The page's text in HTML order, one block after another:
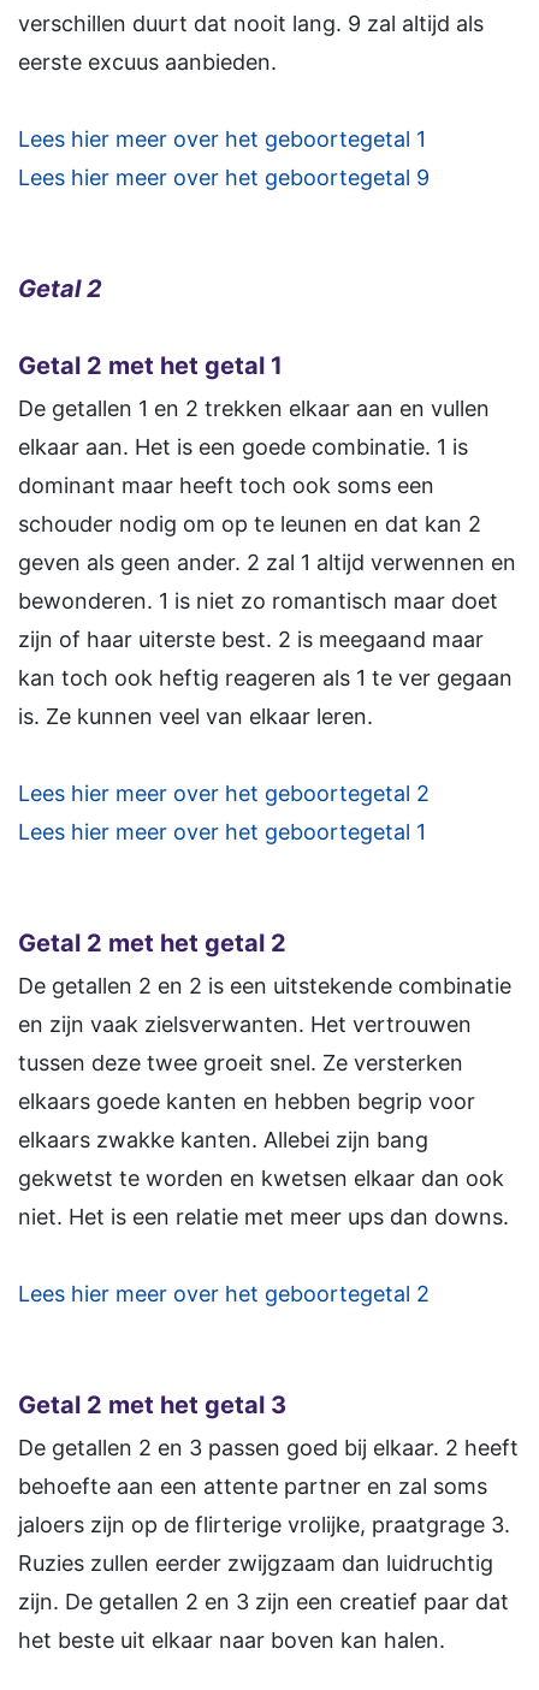
verschillen duurt dat nooit lang. 9 zal altijd als
eerste excuus aanbieden.
Lees hier meer over het geboortegetal 1
Lees hier meer over het geboortegetal 9
Getal 2
Getal 2 met het getal 1
De getallen 1 en 2 trekken elkaar aan en vullen
elkaar aan. Het is een goede combinatie. 1 is
dominant maar heeft toch ook soms een
schouder nodig om op te leunen en dat kan 2
geven als geen ander. 2 zal 1 altijd verwennen en
bewonderen. 1 is niet zo romantisch maar doet
zijn of haar uiterste best. 2 is meegaand maar
kan toch ook heftig reageren als 1 te ver gegaan
is. Ze kunnen veel van elkaar leren.
Lees hier meer over het geboortegetal 2
Lees hier meer over het geboortegetal 1
Getal 2 met het getal 2
De getallen 2 en 2 is een uitstekende combinatie
en zijn vaak zielsverwanten. Het vertrouwen
tussen deze twee groeit snel. Ze versterken
elkaars goede kanten en hebben begrip voor
elkaars zwakke kanten. Allebei zijn bang
gekwetst te worden en kwetsen elkaar dan ook
niet. Het is een relatie met meer ups dan downs.
Lees hier meer over het geboortegetal 2
Getal 2 met het getal 3
De getallen 2 en 3 passen goed bij elkaar. 2 heeft
behoefte aan een attente partner en zal soms
jaloers zijn op de flirterige vrolijke, praatgrage 3.
Ruzies zullen eerder zwijgzaam dan luidruchtig
zijn. De getallen 2 en 3 zijn een creatief paar dat
het beste uit elkaar naar boven kan halen.